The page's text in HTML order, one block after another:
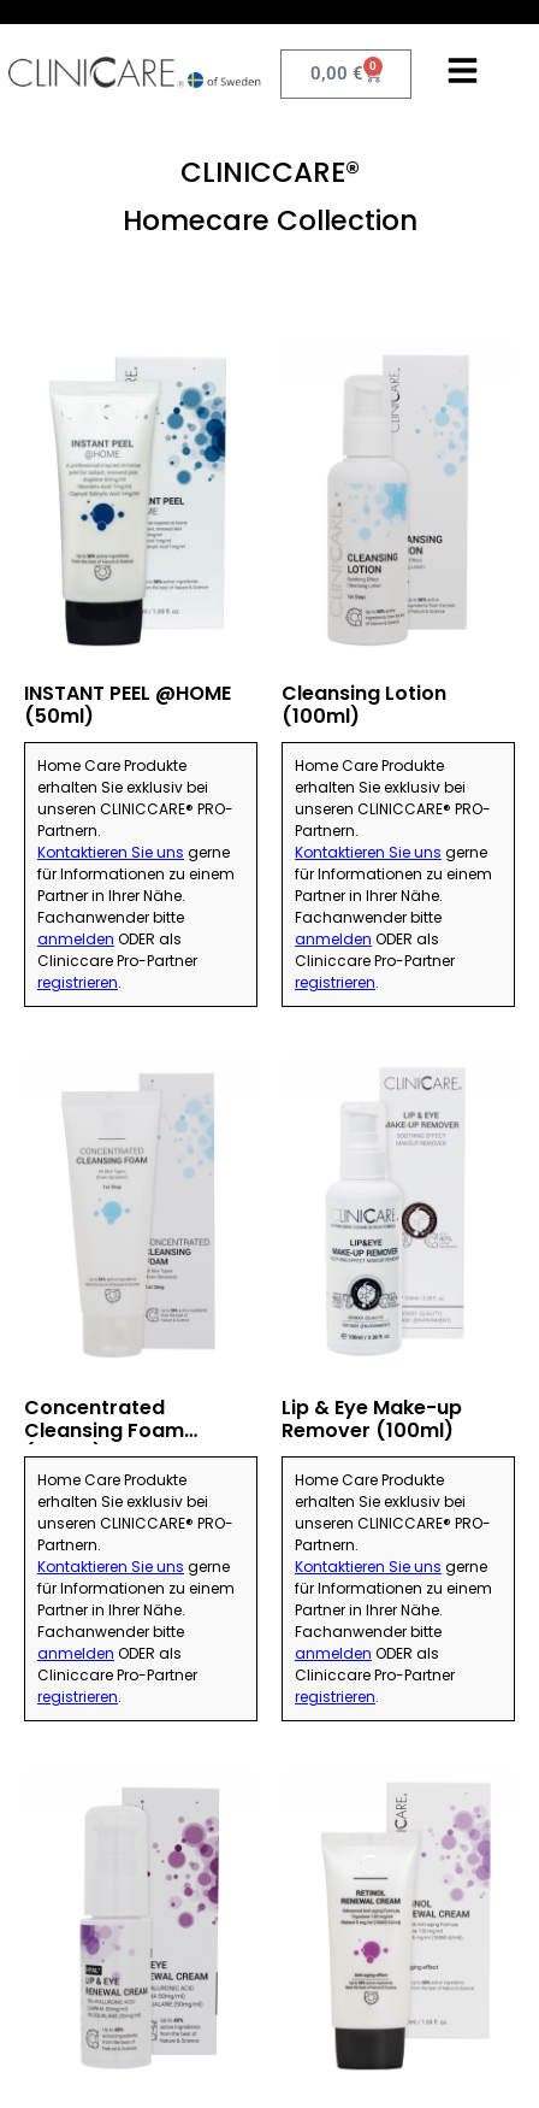
0,00 € 0
CLINICCARE®
Homecare Collection
INSTANT PEEL @HOME
(50ml)
Home Care Produkte
erhalten Sie exklusiv bei
unseren CLINICCARE® PRO-
Partnern.
Kontaktieren Sie uns gerne
für Informationen zu einem
Partner in Ihrer Nähe.
Fachanwender bitte
anmelden ODER als
Cliniccare Pro-Partner
registrieren.
Cleansing Lotion
(100ml)
Home Care Produkte
erhalten Sie exklusiv bei
unseren CLINICCARE® PRO-
Partnern.
Kontaktieren Sie uns gerne
für Informationen zu einem
Partner in Ihrer Nähe.
Fachanwender bitte
anmelden ODER als
Cliniccare Pro-Partner
registrieren.
Concentrated
Cleansing Foam
(100ml)
Home Care Produkte
erhalten Sie exklusiv bei
unseren CLINICCARE® PRO-
Partnern.
Kontaktieren Sie uns gerne
für Informationen zu einem
Partner in Ihrer Nähe.
Fachanwender bitte
anmelden ODER als
Cliniccare Pro-Partner
registrieren.
Lip & Eye Make-up
Remover (100ml)
Home Care Produkte
erhalten Sie exklusiv bei
unseren CLINICCARE® PRO-
Partnern.
Kontaktieren Sie uns gerne
für Informationen zu einem
Partner in Ihrer Nähe.
Fachanwender bitte
anmelden ODER als
Cliniccare Pro-Partner
registrieren.